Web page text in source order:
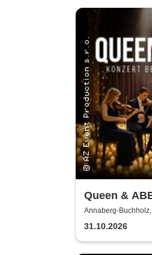
Queen &
Annaberg-
Buchholz
31.10.2026